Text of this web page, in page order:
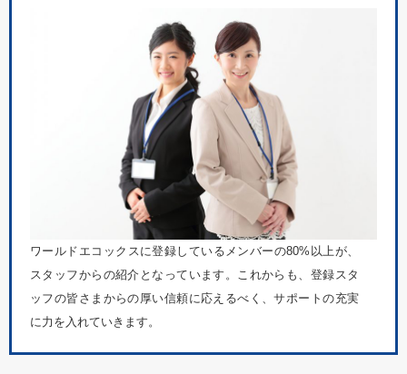
ワールドエコックスに登録しているメンバーの80%以上が、
スタッフからの紹介となっています。これからも、登録スタ
ッフの皆さまからの厚い信頼に応えるべく、サポートの充実
に力を入れていきます。